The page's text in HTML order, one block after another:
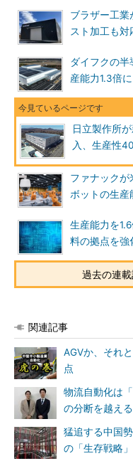
ブラザー工業
スト加工も対
ダイフクの
産能力1.3倍に
日立製作所
入、生産性
ファナックが
ボットの生産
生産能力を
料の拠点を強
過去の連
関連記事
AGVか、それ
点
物流自動化は
の分断を越え
猛追する中国
の「生存戦略